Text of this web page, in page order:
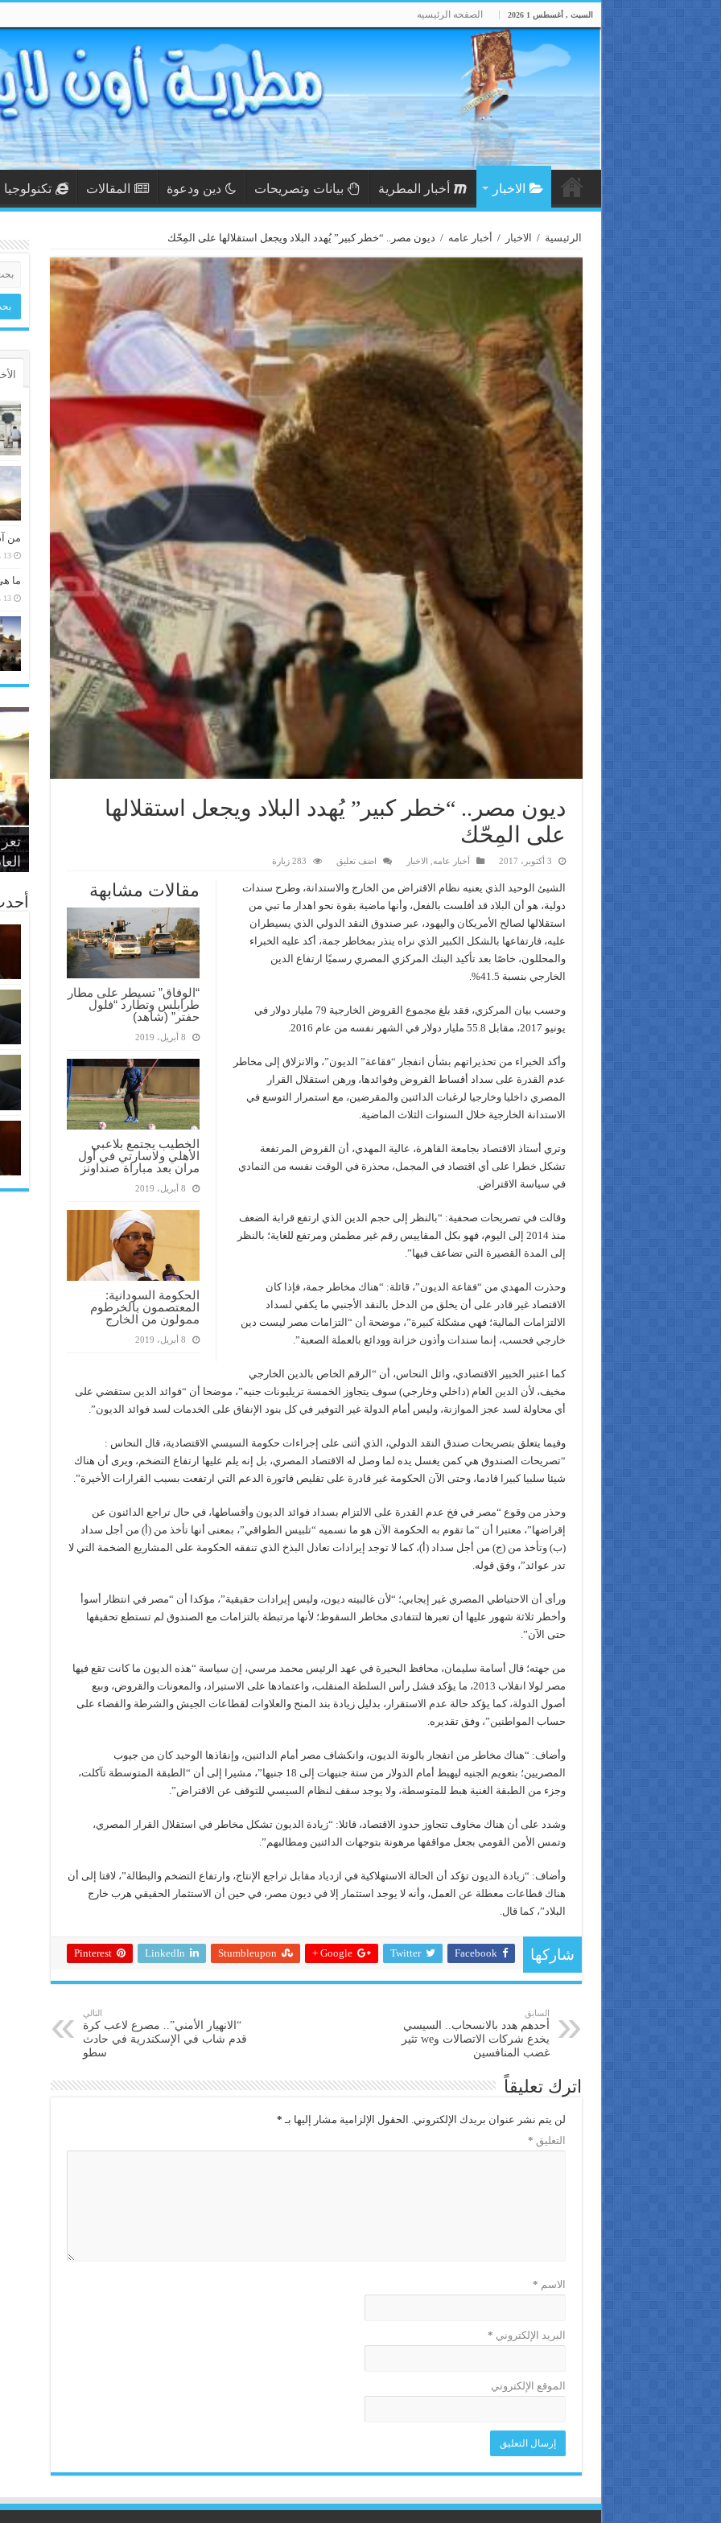
السبت , أغسطس 1 2026 الصفحه الرئيسيه
الاخبار أخبار المطرية بيانات وتصريحات دين ودعوة المقالات تكنولوجيا
الرئيسية / الاخبار / أخبار عامه / ديون مصر.. “خطر كبير” يُهدد البلاد ويجعل استقلالها على المِحّك
ديون مصر.. “خطر كبير” يُهدد البلاد ويجعل استقلالها
على المِحّك
3 أكتوبر، 2017 أخبار عامه الاخبار اضف تعليق 283 زيارة
مقالات مشابهة
“الوفاق” تسيطر على مطار
طرابلس وتطارد “فلول
حفتر” (شاهد)
8 أبريل، 2019
الخطيب يجتمع بلاعبي
الأهلي ولاسارتي في أول
مران بعد مباراة صنداونز
8 أبريل، 2019
الحكومة السودانية:
المعتصمون بالخرطوم
ممولون من الخارج
8 أبريل، 2019
الشيئ الوحيد الذي يعنيه نظام الاقتراض من الخارج والاستدانة، وطرح سندات
دولية، هو أن البلاد قد أفلست بالفعل، وأنها ماضية بقوة نحو اهدار ما تبي من
استقلالها لصالح الأمريكان واليهود، عبر صندوق النقد الدولي الذي يسيطران
عليه، فارتفاعها بالشكل الكبير الذي نراه ينذر بمخاطر جمة، أكد عليه الخبراء
والمحللون، خاصًا بعد تأكيد البنك المركزي المصري رسميًا ارتفاع الدين
الخارجي بنسبة 41.5%.
وحسب بيان المركزي، فقد بلغ مجموع القروض الخارجية 79 مليار دولار في
يونيو 2017، مقابل 55.8 مليار دولار في الشهر نفسه من عام 2016.
وأكد الخبراء من تحذيراتهم بشأن انفجار “فقاعة” الديون”، والانزلاق إلى مخاطر
عدم القدرة على سداد أقساط القروض وفوائدها، ورهن استقلال القرار
المصري داخليا وخارجيا لرغبات الدائنين والمقرضين، مع استمرار التوسع في
الاستدانة الخارجية خلال السنوات الثلاث الماضية.
وتري أستاذ الاقتصاد بجامعة القاهرة، عالية المهدي، أن القروض المرتفعة
تشكل خطرا على أي اقتصاد في المجمل، محذرة في الوقت نفسه من التمادي
في سياسة الاقتراض.
وقالت في تصريحات صحفية: “بالنظر إلى حجم الدين الذي ارتفع قرابة الضعف
منذ 2014 إلى اليوم، فهو بكل المقاييس رقم غير مطمئن ومرتفع للغاية؛ بالنظر
إلى المدة القصيرة التي تضاعف فيها”.
وحذرت المهدي من “فقاعة الديون”، قائلة: “هناك مخاطر جمة، فإذا كان
الاقتصاد غير قادر على أن يخلق من الدخل بالنقد الأجنبي ما يكفي لسداد
الالتزامات المالية؛ فهي مشكلة كبيرة”، موضحة أن “التزامات مصر ليست دين
خارجي فحسب، إنما سندات وأذون خزانة وودائع بالعملة الصعبة”.
كما اعتبر الخبير الاقتصادي، وائل النحاس، أن “الرقم الخاص بالدين الخارجي
مخيف، لأن الدين العام (داخلي وخارجي) سوف يتجاوز الخمسة تريليونات جنيه”، موضحا أن “فوائد الدين ستقضي على
أي محاولة لسد عجز الموازنة، وليس أمام الدولة غير التوفير في كل بنود الإنفاق على الخدمات لسد فوائد الديون”.
وفيما يتعلق بتصريحات صندق النقد الدولي، الذي أثنى على إجراءات حكومة السيسي الاقتصادية، قال النحاس :
“تصريحات الصندوق هي كمن يغسل يده لما وصل له الاقتصاد المصري، بل إنه يلم عليها ارتفاع التضخم، ويرى أن هناك
شيئا سلبيا كبيرا قادما، وحتى الآن الحكومة غير قادرة على تقليص فاتورة الدعم التي ارتفعت بسبب القرارات الأخيرة”.
وحذر من وقوع “مصر في فخ عدم القدرة على الالتزام بسداد فوائد الديون وأقساطها، في حال تراجع الدائنون عن
إقراضها”، معتبرا أن “ما تقوم به الحكومة الآن هو ما نسميه “تلبيس الطواقي”، بمعنى أنها تأخذ من (أ) من أجل سداد
(ب) وتأخذ من (ج) من أجل سداد (أ)، كما لا توجد إيرادات تعادل البذخ الذي تنفقه الحكومة على المشاريع الضخمة التي لا
تدر عوائد”، وفق قوله.
ورأى أن الاحتياطي المصري غير إيجابي؛ “لأن غالبيته ديون، وليس إيرادات حقيقية”، مؤكدا أن “مصر في انتظار أسوأ
وأخطر ثلاثة شهور عليها أن تعبرها لتتفادى مخاطر السقوط؛ لأنها مرتبطة بالتزامات مع الصندوق لم تستطع تحقيقها
حتى الآن”.
من جهته؛ قال أسامة سليمان، محافظ البحيرة في عهد الرئيس محمد مرسي، إن سياسة “هذه الديون ما كانت تقع فيها
مصر لولا انقلاب 2013، ما يؤكد فشل رأس السلطة المنقلب، واعتمادها على الاستيراد، والمعونات والقروض، وبيع
أصول الدولة، كما يؤكد حالة عدم الاستقرار، بدليل زيادة بند المنح والعلاوات لقطاعات الجيش والشرطة والقضاء على
حساب المواطنين”، وفق تقديره.
وأضاف: “هناك مخاطر من انفجار بالونة الديون، وانكشاف مصر أمام الدائنين، وإنقاذها الوحيد كان من جيوب
المصريين؛ بتعويم الجنيه ليهبط أمام الدولار من ستة جنيهات إلى 18 جنيها”، مشيرا إلى أن “الطبقة المتوسطة تآكلت،
وجزء من الطبقة الغنية هبط للمتوسطة، ولا يوجد سقف لنظام السيسي للتوقف عن الاقتراض”.
وشدد على أن هناك مخاوف تتجاوز حدود الاقتصاد، قائلا: “زيادة الديون تشكل مخاطر في استقلال القرار المصري،
وتمس الأمن القومي بجعل مواقفها مرهونة بتوجهات الدائنين ومطالبهم”.
وأضاف: “زيادة الديون تؤكد أن الحالة الاستهلاكية في ازدياد مقابل تراجع الإنتاج، وارتفاع التضخم والبطالة”، لافتا إلى أن
هناك قطاعات معطلة عن العمل، وأنه لا يوجد استثمار إلا في ديون مصر، في حين أن الاستثمار الحقيقي هرب خارج
البلاد”، كما قال.
شاركها Facebook
Twitter
Google +
Stumbleupon
LinkedIn
Pinterest
السابق
أحدهم هدد بالانسحاب.. السيسي
يخدع شركات الاتصالات وwe تثير
غضب المنافسين
التالي
“الانهيار الأمني”.. مصرع لاعب كرة
قدم شاب في الإسكندرية في حادث
سطو
اترك تعليقاً
لن يتم نشر عنوان بريدك الإلكتروني. الحقول الإلزامية مشار إليها بـ *
التعليق *
الاسم *
البريد الإلكتروني *
الموقع الإلكتروني
من
13 مارس، 2026
ما
13 مارس، 2026